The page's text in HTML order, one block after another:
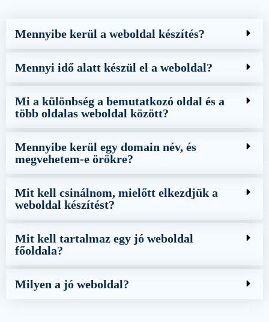
Mennyibe kerül a weboldal készítés?
Mennyi idő alatt készül el a weboldal?
Mi a különbség a bemutatkozó oldal és a
több oldalas weboldal között?
Mennyibe kerül egy domain név, és
megvehetem-e örökre?
Mit kell csinálnom, mielőtt elkezdjük a
weboldal készítést?
Mit kell tartalmaz egy jó weboldal
főoldala?
Milyen a jó weboldal?